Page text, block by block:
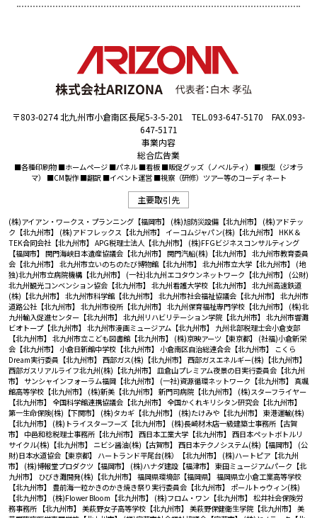
〒803-0274 北九州市小倉南区長尾5-3-5-201 TEL.093-647-5170 FAX.093-
647-5171
事業内容
総合広告業
■各種印刷物 ■ホームページ ■パネル ■看板 ■販促グッズ（ノベルティ） ■模型（ジオラ
マ） ■CM製作 ■翻訳 ■イベント運営 ■視察（研修）ツアー等のコーディネート
主要取引先
(株)アイアン・ワークス・プランニング【福岡市】 (株)旭防災設備【北九州市】 (株)アドテッ
ク【北九州市】 (株)アドフレックス【北九州市】 イーコムジャパン(株)【北九州市】 HKK＆
TEK合同会社【北九州市】 APG税理士法人【北九州市】 (株)FFGビジネスコンサルティング
【福岡市】 関門海峡日本遺産協議会【北九州市】 関門汽船(株)【北九州市】 北九州市教育委員
会【北九州市】 北九州市立いのちのたび博物館【北九州市】 北九州市立大学【北九州市】 (地
独)北九州市立病院機構【北九州市】 (一社)北九州エコタウンネットワーク【北九州市】 (公財)
北九州観光コンベンション協会【北九州市】 北九州看護大学校【北九州市】 北九州高速鉄道
(株)【北九州市】 北九州市科学館【北九州市】 北九州市社会福祉協議会【北九州市】 北九州市
道路公社【北九州市】 北九州市役所【北九州市】 北九州保育福祉専門学校【北九州市】 (株)北
九州輸入促進センター【北九州市】 北九州リハビリテーション学院【北九州市】 北九州市響灘
ビオトープ【北九州市】 北九州市漫画ミュージアム【北九州市】 九州北部税理士会小倉支部
【北九州市】 北九州市立こども図書館【北九州市】 (株)京映アーツ【東京都】 (社福)小倉新栄
会【北九州市】 小倉日新館中学校【北九州市】 小倉南区自治総連合会【北九州市】
こくら
Dream実行委員【北九州市】 西部ガス(株)【北九州市】 西部ガスエネルギー(株)【北九州市】
西部ガスリアルライフ北九州(株)【北九州市】 皿倉山プレミアム夜景の日実行委員会【北九州
市】 サンシャインフォーラム福岡【北九州市】 (一社)資源循環ネットワーク【北九州市】 真颯
館高等学校【北九州市】 (株)新美【北九州市】 新門司病院【北九州市】 (株)スターフライヤー
【北九州市】 全国科学館連携協議会【北九州市】 全国かくれキリシタン研究会【北九州市】
第一生命保険(株)【下関市】 (株)タカギ【北九州市】 (株)たけみや【北九州市】 東港運輸(株)
【北九州市】 (株)トライスターフーズ【北九州市】 (株)長崎材木店一級建築士事務所【古賀
市】 中邑和稔税理士事務所【北九州市】 西日本工業大学【北九州市】 西日本ペットボトルリ
サイクル(株)【北九州市】 ニビシ醤油(株)【古賀市】 西日本テクノシステム(株)【福岡市】 (公
財)日本水道協会【東京都】 ハートランド平尾台(株）【北九州市】 (株)ハートピア【北九州
市】 (株)博報堂プロダクツ【福岡市】 (株)ハナダ建設【福津市】 東田ミュージアムパーク【北
九州市】 ひびき灘開発(株)【北九州市】 福岡県環境部【福岡県】 福岡県立小倉工業高等学校
【北九州市】 豊前海一粒かきのかき焼き祭り実行委員会【北九州市】 ポールトゥウィン(株)
【北九州市】 (株)Flower Bloom【北九州市】 (株)フロム・ワン【北九州市】 松井社会保険労
務事務所 【北九州市】 美萩野女子高等学校【北九州市】 美萩野保健衛生学院【北九州市】 美